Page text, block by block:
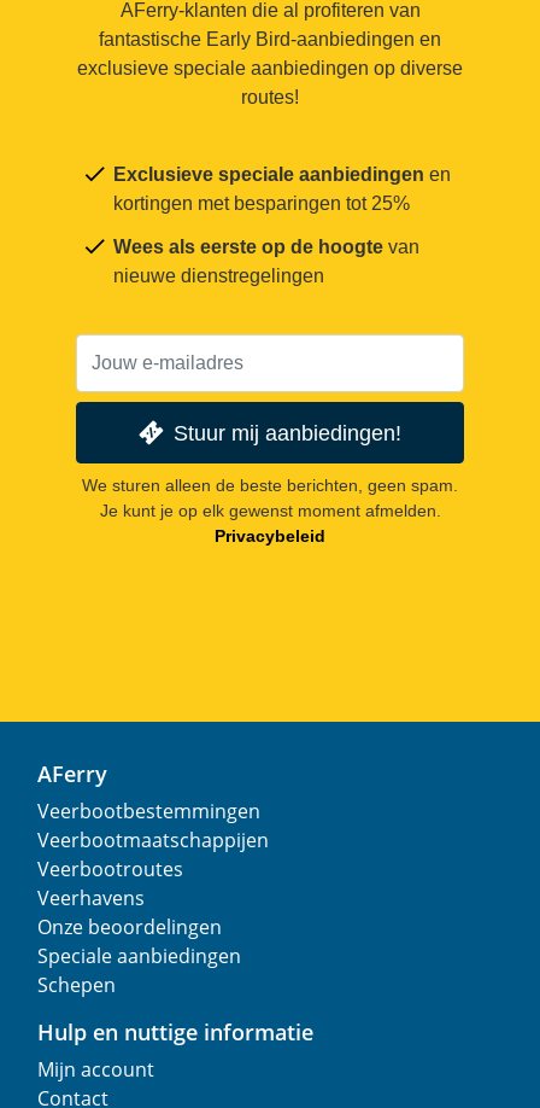
AFerry-klanten die al profiteren van
fantastische Early Bird-aanbiedingen en
exclusieve speciale aanbiedingen op diverse
routes!
Exclusieve speciale aanbiedingen en
kortingen met besparingen tot 25%
Wees als eerste op de hoogte van
nieuwe dienstregelingen
Stuur mij aanbiedingen!
We sturen alleen de beste berichten, geen spam.
Je kunt je op elk gewenst moment afmelden.
Privacybeleid
AFerry
Veerbootbestemmingen
Veerbootmaatschappijen
Veerbootroutes
Veerhavens
Onze beoordelingen
Speciale aanbiedingen
Schepen
Hulp en nuttige informatie
Mijn account
Contact